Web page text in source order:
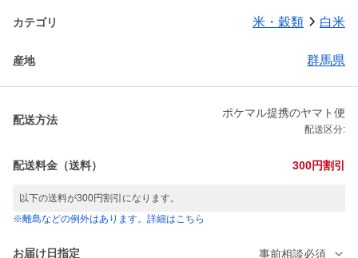
カテゴリ 米・穀類 白米
産地 群馬県
配送方法
ポケマル提携のヤマト便
配送区分:
配送料金（送料） 300円割引
以下の送料が300円割引になります。
※離島などの例外はあります。詳細はこちら
お届け日指定 事前相談必須